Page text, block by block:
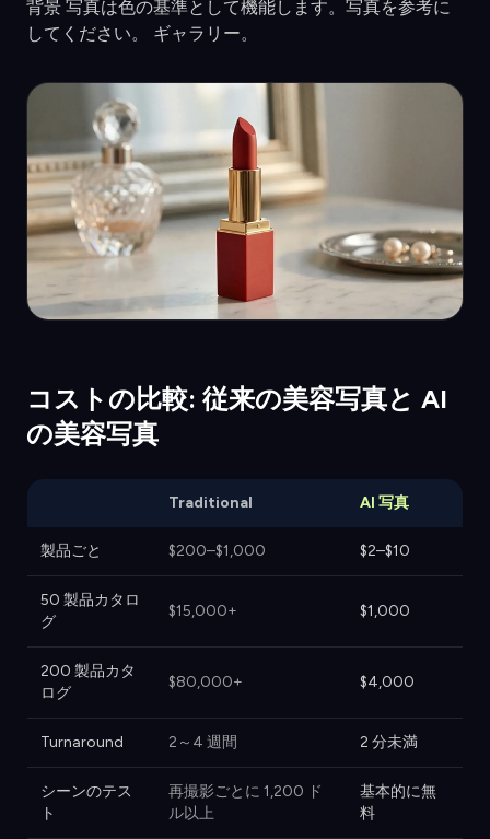
背景 写真は色の基準として機能します。写真を参考に
してください。 ギャラリー。
コストの比較: 従来の美容写真と AI
の美容写真
Traditional AI 写真
製品ごと $200–$1,000 $2–$10
50 製品カタロ
グ
$15,000+ $1,000
200 製品カタ
ログ
$80,000+ $4,000
Turnaround 2～4 週間 2 分未満
シーンのテス
ト
再撮影ごとに 1,200 ド
ル以上
基本的に無
料